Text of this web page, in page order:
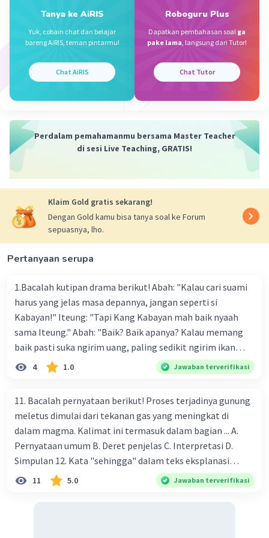
Beri Rating·0.0 Balas
Jawaban terverifikasi
paragraf. Gagasan pokok merupakan ide utama
atau inti dari sebuah paragraf yang mencakup
Beri Rating ·0.0(0) Balas
Tanya ke AiRIS
Yuk, cobain chat dan belajar
bareng AiRIS, teman pintarmu!
Chat AiRIS
Roboguru Plus
Dapatkan pembahasan soal ga
pake lama, langsung dari Tutor!
Chat Tutor
Perdalam pemahamanmu bersama Master Teacher
di sesi Live Teaching, GRATIS!
Klaim Gold gratis sekarang!
Dengan Gold kamu bisa tanya soal ke Forum
sepuasnya, lho.
Pertanyaan serupa
1.Bacalah kutipan drama berikut! Abah: "Kalau cari suami
harus yang jelas masa depannya, jangan seperti si
Kabayan!" Iteung: "Tapi Kang Kabayan mah baik nyaah
sama Iteung." Abah: "Baik? Baik apanya? Kalau memang
baik pasti suka ngirim uang, paling sedikit ngirim ikan
kesenangan Abah. Ikan gurame!" Ambu: "Abah teh
kumaha. Apa-apa selalu saja diukur pakai uang." Tokoh
jika menggunakan kostum a. celana panjang dan kaos
dengan rambut panjang dibiarkan terurai b. celana
panjang dan kaos dengan rambut dikepang dua c. kebaya
dan celana panjang dengan rambut dibiarkan terurai d.
kebaya dan kain dengan rambut di kepang dua 2.Jo : "Hey,
jalan yang bener dong!" (keluar dari mobil) Yuda: (tampak
4 1.0 Jawaban terverifikasi
11. Bacalah pernyataan berikut! Proses terjadinya gunung
meletus dimulai dari tekanan gas yang meningkat di
dalam magma. Kalimat ini termasuk dalam bagian ... A.
Pernyataan umum B. Deret penjelas C. Interpretasi D.
Simpulan 12. Kata "sehingga" dalam teks eksplanasi
berfungsi sebagai ... A. Penghubung sebab-akibat B.
Penghubung waktu C. Penghubung pilihan D. Penghubung
11 5.0 Jawaban terverifikasi